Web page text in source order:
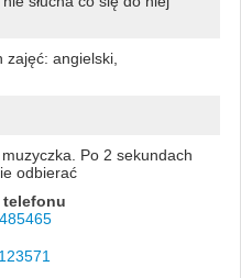
angielski,
Po 2 sekundach
odbierać
telefonu